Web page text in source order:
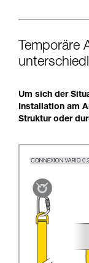
Temporäre
Um sich der
Installation am
Struktur oder